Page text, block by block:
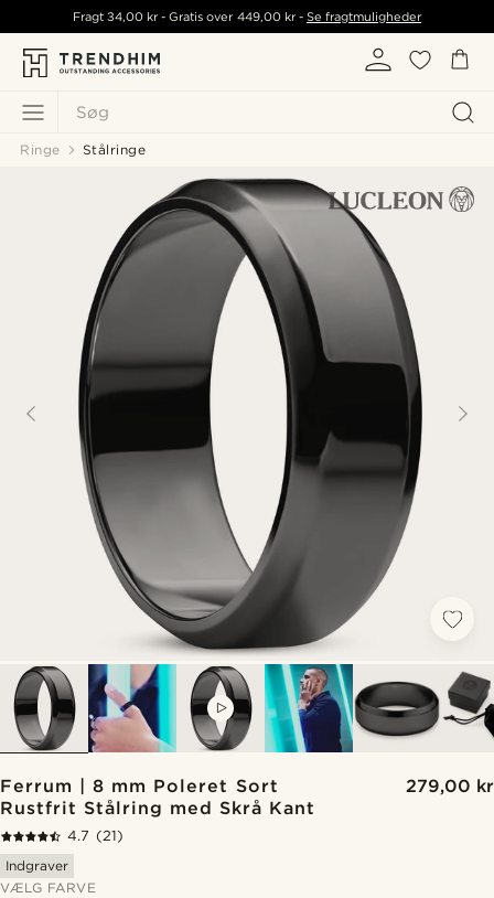
Søg
Fragt34,00 kr - Gratis over 449,00 kr- Se fragtmuligheder
Ringe Stålringe
VIDEO
Ferrum | 8 mm Poleret Sort
Rustfrit Stålring med Skrå Kant
279,00 kr
4.7 (21)
Indgraver
VÆLG FARVE